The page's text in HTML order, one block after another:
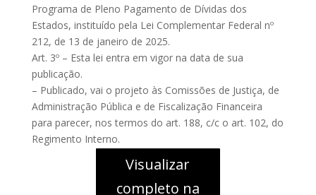
Programa de Pleno Pagamento de Dívidas dos
Estados, instituído pela Lei Complementar Federal nº
212, de 13 de janeiro de 2025.
Art. 3º – Esta lei entra em vigor na data de sua
publicação.
– Publicado, vai o projeto às Comissões de Justiça, de
Administração Pública e de Fiscalização Financeira
para parecer, nos termos do art. 188, c/c o art. 102, do
Regimento Interno.
Visualizar
completo na